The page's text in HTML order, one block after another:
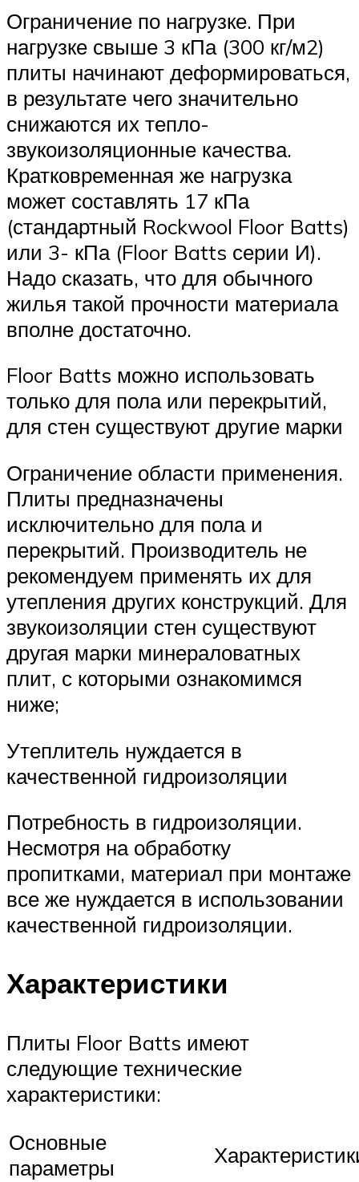
Ограничение по нагрузке. При
нагрузке свыше 3 кПа (300 кг/м2)
плиты начинают деформироваться,
в результате чего значительно
снижаются их тепло-
звукоизоляционные качества.
Кратковременная же нагрузка
может составлять 17 кПа
(стандартный Rockwool Floor Batts)
или 3- кПа (Floor Batts серии И).
Надо сказать, что для обычного
жилья такой прочности материала
вполне достаточно.
Floor Batts можно использовать
только для пола или перекрытий,
для стен существуют другие марки
Ограничение области применения.
Плиты предназначены
исключительно для пола и
перекрытий. Производитель не
рекомендуем применять их для
утепления других конструкций. Для
звукоизоляции стен существуют
другая марки минераловатных
плит, с которыми ознакомимся
ниже;
Утеплитель нуждается в
качественной гидроизоляции
Потребность в гидроизоляции.
Несмотря на обработку
пропитками, материал при монтаже
все же нуждается в использовании
качественной гидроизоляции.
Характеристики
Плиты Floor Batts имеют
следующие технические
характеристики:
Основные
параметры